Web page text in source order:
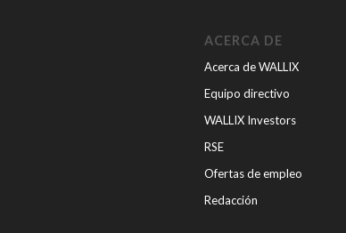
ACERCA DE
Acerca de WALLIX
Equipo directivo
WALLIX Investors
RSE
Ofertas de empleo
Redacción